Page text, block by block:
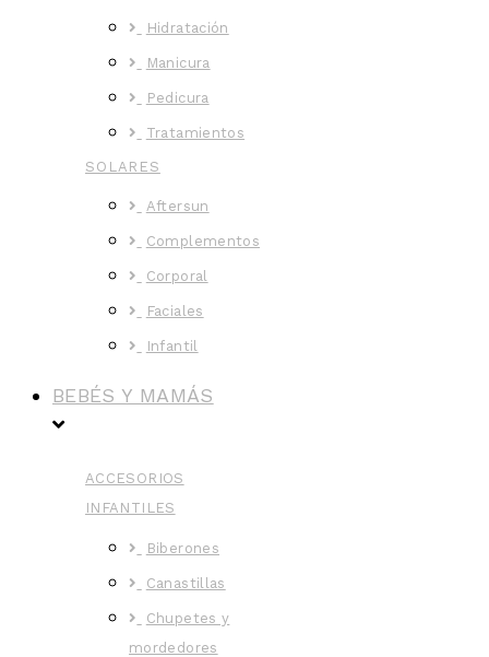
Hidratación
Manicura
Pedicura
Tratamientos
SOLARES
Aftersun
Complementos
Corporal
Faciales
Infantil
BEBÉS Y MAMÁS
ACCESORIOS
INFANTILES
Biberones
Canastillas
Chupetes y
mordedores